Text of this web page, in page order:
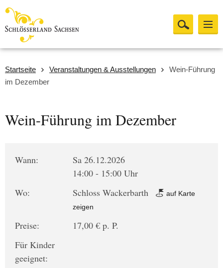
Startseite Veranstaltungen & Ausstellungen
Wein-Führung
im Dezember
Wein-Führung im Dezember
Wann:
Sa 26.12.2026
14:00 - 15:00 Uhr
Wo:
Schloss Wackerbarth
auf Karte
zeigen
Preise:
17,00 € p. P.
Für Kinder
geeignet: